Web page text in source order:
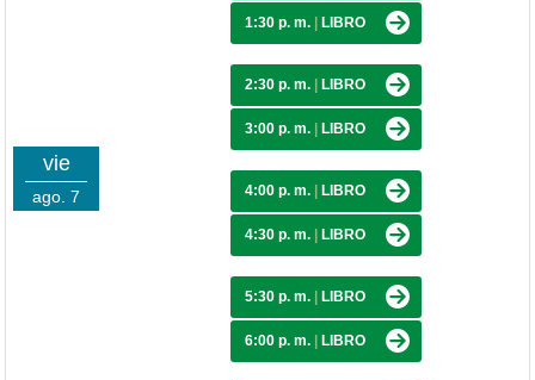
vie
ago. 7
1:30 p. m. LIBRO
2:30 p. m. LIBRO
3:00 p. m. LIBRO
4:00 p. m. LIBRO
4:30 p. m. LIBRO
5:30 p. m. LIBRO
6:00 p. m. LIBRO